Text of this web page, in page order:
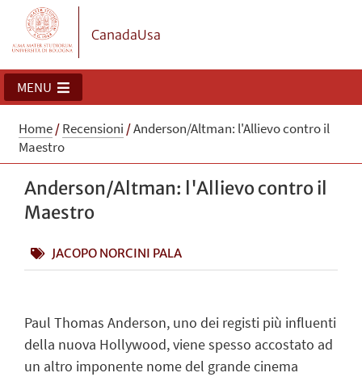
CanadaUsa
MENU
Home/Recensioni /Anderson/Altman: l'Allievo contro il
Maestro
Anderson/Altman: l'Allievo contro il
Maestro
JACOPO NORCINI PALA
Paul Thomas Anderson, uno dei registi più influenti
della nuova Hollywood, viene spesso accostato ad
un altro imponente nome del grande cinema